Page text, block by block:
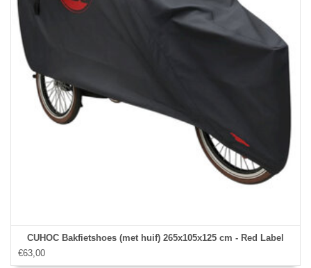
CUHOC Bakfietshoes (met huif) 265x105x125 cm - Red Label
€63,00